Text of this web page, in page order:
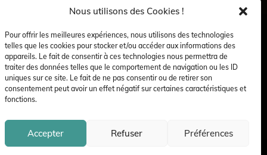
Nous utilisons des Cookies !
Pour offrir les meilleures expériences, nous utilisons des technologies
telles que les cookies pour stocker et/ou accéder aux informations des
appareils. Le fait de consentir à ces technologies nous permettra de
traiter des données telles que le comportement de navigation ou les ID
uniques sur ce site. Le fait de ne pas consentir ou de retirer son
consentement peut avoir un effet négatif sur certaines caractéristiques et
fonctions.
Accepter Refuser Préférences
Accompagnement artistique
Production créative
Danseuses et danseurs
Musiciennes et musiciens
Créatrices et créateurs